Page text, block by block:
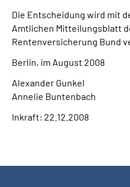
Die Entscheidung wird mit
Amtlichen Mitteilungsblatt
Rentenversicherung Bund
Berlin, im August 2008
Alexander Gunkel
Annelie Buntenbach
Inkraft: 22.12.2008